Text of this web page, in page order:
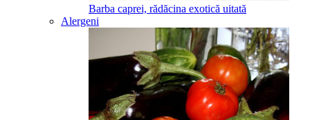
Barba caprei, rădăcina exotică uitată
Alergeni